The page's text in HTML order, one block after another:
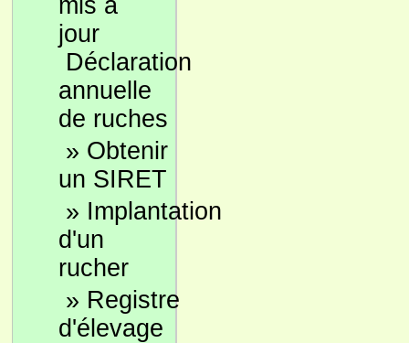
Déclaration
annuelle
de ruches
» Obtenir
un SIRET
» Implantation
d'un
rucher
» Registre
d'élevage